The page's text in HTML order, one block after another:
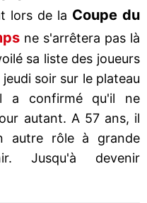
lors de la Coupe du
ne s'arrêtera pas là
sa liste des joueurs
soir sur le plateau
a confirmé qu'il ne
autant. A 57 ans, il
autre rôle à grande
Jusqu'à devenir